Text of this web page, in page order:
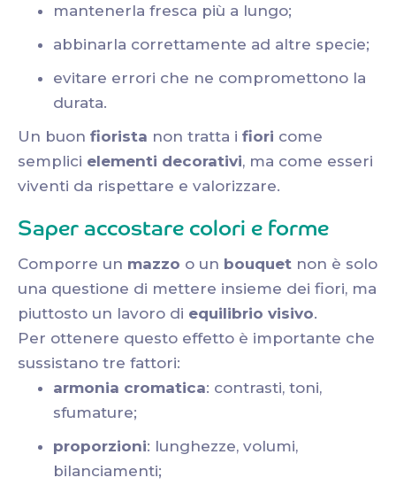
mantenerla fresca più a lungo;
abbinarla correttamente ad altre specie;
evitare errori che ne compromettono la
durata.
Un buon fiorista non tratta i fiori come
semplici elementi decorativi, ma come esseri
viventi da rispettare e valorizzare.
Saper accostare colori e forme
Comporre un mazzo o un bouquet non è solo
una questione di mettere insieme dei fiori, ma
piuttosto un lavoro di equilibrio visivo.
Per ottenere questo effetto è importante che
sussistano tre fattori:
armonia cromatica: contrasti, toni,
sfumature;
proporzioni: lunghezze, volumi,
bilanciamenti;